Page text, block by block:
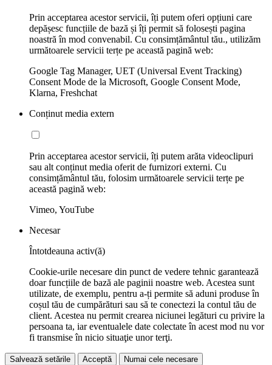
Prin acceptarea acestor servicii, îți putem oferi opțiuni care
depășesc funcțiile de bază și îți permit să folosești pagina
noastră în mod convenabil. Cu consimțământul tău., utilizăm
următoarele servicii terțe pe această pagină web:
Google Tag Manager, UET (Universal Event Tracking)
Consent Mode de la Microsoft, Google Consent Mode,
Klarna, Freshchat
Conținut media extern
Prin acceptarea acestor servicii, îți putem arăta videoclipuri
sau alt conținut media oferit de furnizori externi. Cu
consimțământul tău, folosim următoarele servicii terțe pe
această pagină web:
Vimeo, YouTube
Necesar
Întotdeauna activ(ă)
Cookie-urile necesare din punct de vedere tehnic garantează
doar funcțiile de bază ale paginii noastre web. Acestea sunt
utilizate, de exemplu, pentru a-ți permite să aduni produse în
coșul tău de cumpărături sau să te conectezi la contul tău de
client. Acestea nu permit crearea niciunei legături cu privire la
persoana ta, iar eventualele date colectate în acest mod nu vor
fi transmise în nicio situaţie unor terţi.
Salvează setările Acceptă Numai cele necesare